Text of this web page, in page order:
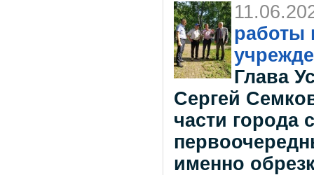
работы
Глава
Сергей
части города
именно